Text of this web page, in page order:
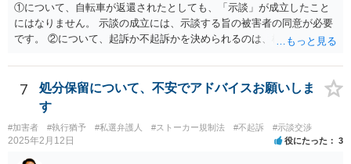
①について、自転車が返還されたとしても、「示談」が成立したこと
にはなりません。 示談の成立には、示談する旨の被害者の同意が必要
です。 ②について、起訴か不起訴かを決められるのは、検察官のみで
ますが、警察官の個人的な見立てに過ぎません。 ③について、一般
に、示談を行うとすれば少しでも早い方がいいです。 被害者の動きを
待って、ということは通常しません。 ④について、示談をされたいと
いうことであれば、弁護士に依頼され、弁護士を通じて警察に対し、
被害者の連絡先を教えてもらえないかとお願いする方法があります。
最終的に応じるかは被害者の意向次第ですが、「加害者」本人に被害
7
処分保留について、不安でアドバイスお願いしま
す
#加害者 #執行猶予 #私選弁護人 #ストーカー規制法 #不起訴 #示談交渉
2025年2月12日 役にたった 3